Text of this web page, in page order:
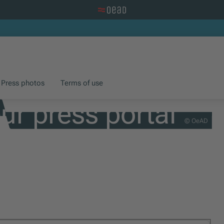
Press photos Terms of use
© OeAD
press portal